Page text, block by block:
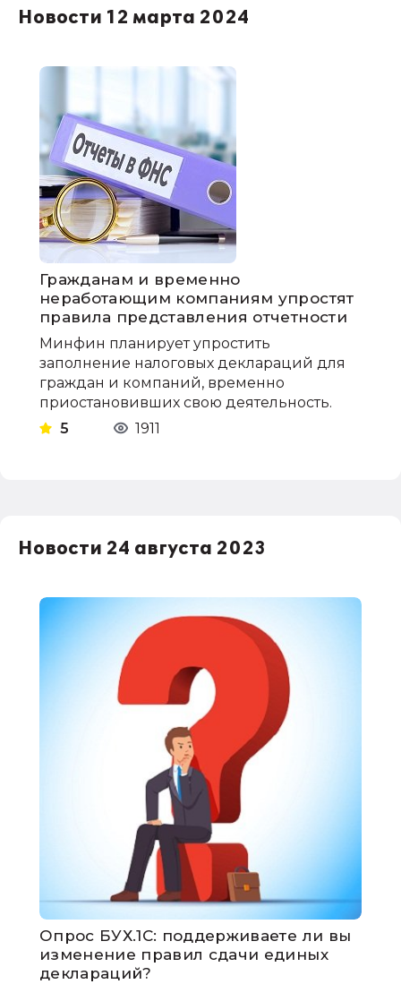
Новости 12 марта 2024
Гражданам и временно
неработающим компаниям упростят
правила представления отчетности
Минфин планирует упростить
заполнение налоговых деклараций для
граждан и компаний, временно
приостановивших свою деятельность.
5
1911
Новости 24 августа 2023
Опрос БУХ.1С: поддерживаете ли вы
изменение правил сдачи единых
деклараций?